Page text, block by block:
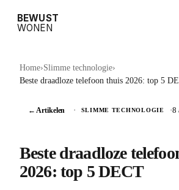
BEWUST
WONEN
Home›Slimme technologie›
Beste draadloze telefoon thuis 2026: top 5
← Artikelen · SLIMME TECHNOLOGIE ·8
Beste draadloze
2026: top 5 DECT